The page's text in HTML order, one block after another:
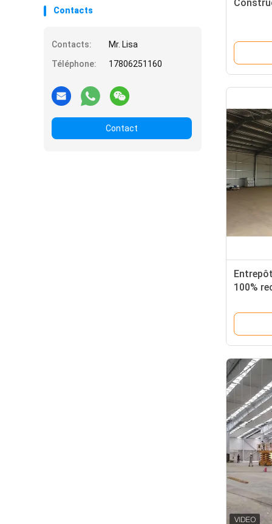
Contacts
Contacts:
Mr. Lisa
Téléphone:
17806251160
Contact
100%